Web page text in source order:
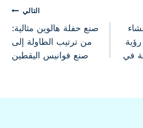
في
التالي
صنع حفلة هالوين مثالية:
من ترتيب الطاولة إلى
صنع فوانيس اليقطين